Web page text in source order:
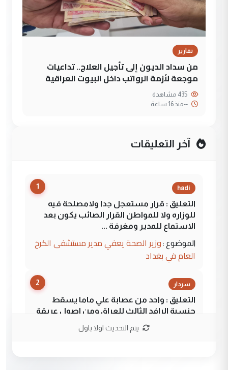
تقارير
من سداد الديون إلى تأجيل العلاج.. تداعيات
موجعة لأزمة الرواتب داخل البيوت العراقية
--منذ 16 ساعة
آخر التعليقات
1 hadi
التعليق : قرار مستعجل جدا ولامصلحة فيه
للوزاره ولا للمواطن القرار الصائب يكون بعد
الاستماع للمدير ومغرفة ...
الموضوع : وزير الصحة يعفي مدير مستشفى الكرخ
العام في بغداد
2 سردار
التعليق : واحد من عصابة علي ماما يسقط
جنسية الرافد الثالث للعراق ومن اصول عريقة
يتم التحديث اولا باول